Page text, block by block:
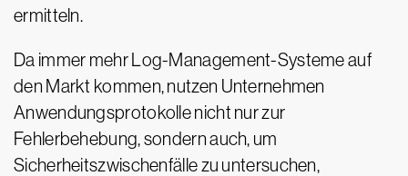
ermitteln.
Da immer mehr Log-Management-Systeme auf
den Markt kommen, nutzen Unternehmen
Anwendungsprotokolle nicht nur zur
Fehlerbehebung, sondern auch, um
Sicherheitszwischenfälle zu untersuchen,